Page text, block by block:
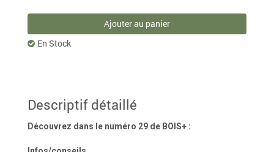
Ajouter au panier
En Stock
Descriptif détaillé
Découvrez dans le numéro 29 de BOIS+ :